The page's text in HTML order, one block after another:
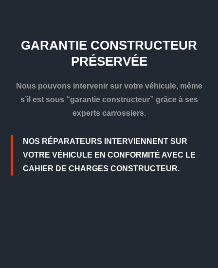
GARANTIE CONSTRUCTEUR
PRÉSERVÉE
Nous pouvons intervenir sur votre véhicule, même
s’il est sous “garantie constructeur” grâce à ses
experts carrossiers.
NOS RÉPARATEURS INTERVIENNENT SUR
VOTRE VÉHICULE EN CONFORMITÉ AVEC LE
CAHIER DE CHARGES CONSTRUCTEUR.